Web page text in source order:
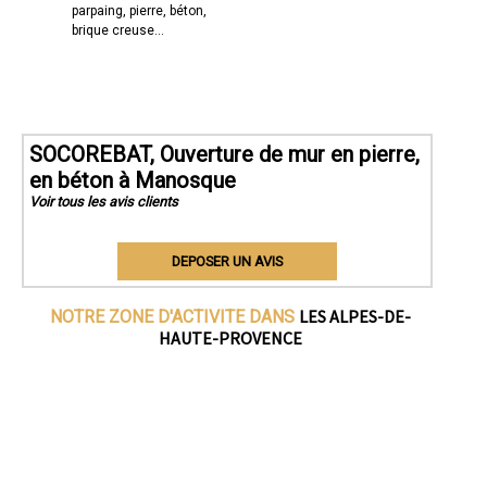
parpaing, pierre, béton,
brique creuse...
SOCOREBAT, Ouverture de mur en pierre,
en béton à Manosque
Voir tous les avis clients
DEPOSER UN AVIS
NOTRE ZONE D'ACTIVITE DANS LES ALPES-DE-
HAUTE-PROVENCE